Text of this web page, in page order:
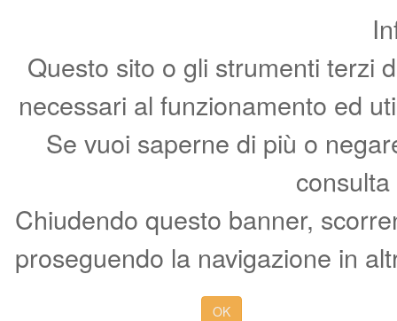
Questo sito o gli strumenti terzi
necessari al funzionamento ed
Se vuoi saperne di più o
Chiudendo questo banner,
proseguendo la navigazione in
OK